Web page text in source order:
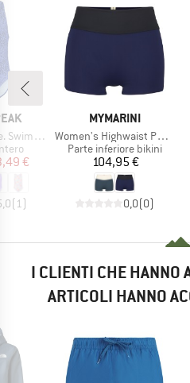
ridotto
€
(1 )
MARCHIO
MYMARINI
Articolo
Women's Highwaist Panty
Gruppo di prodotti
Parte inferiore bikini
Prezzo
104,95 €
0,0(0)
I CLIENTI CHE HANNO
ARTICOLI HANNO